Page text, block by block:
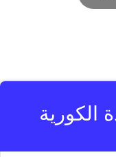
الكورية